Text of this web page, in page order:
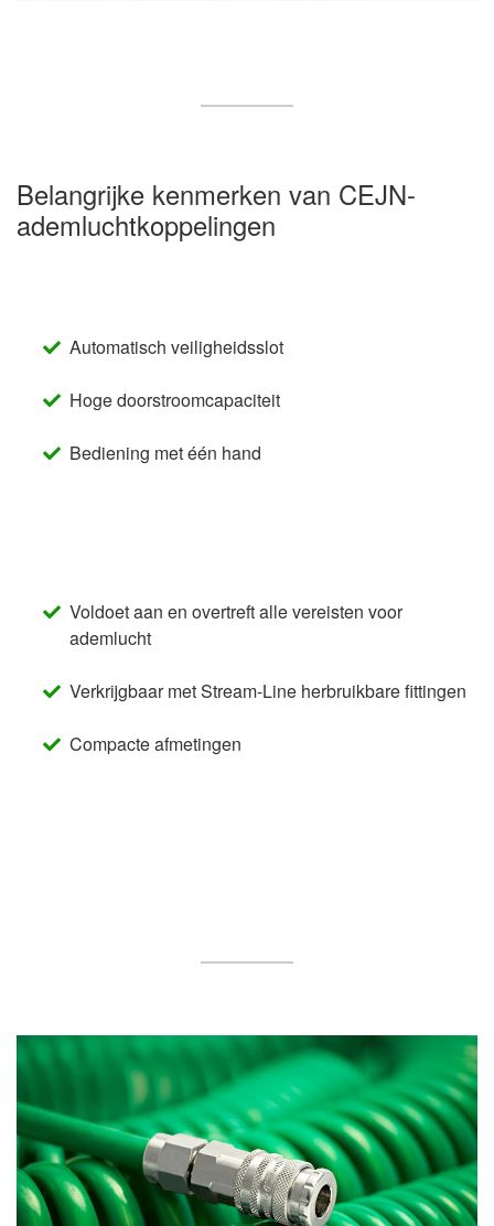
Belangrijke kenmerken van CEJN-
ademluchtkoppelingen
Automatisch veiligheidsslot
Hoge doorstroomcapaciteit
Bediening met één hand
Voldoet aan en overtreft alle vereisten voor
ademlucht
Verkrijgbaar met Stream-Line herbruikbare fittingen
Compacte afmetingen